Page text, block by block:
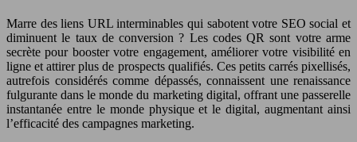
Marre des liens URL interminables qui sabotent votre SEO social et
diminuent le taux de conversion ? Les codes QR sont votre arme
secrète pour booster votre engagement, améliorer votre visibilité en
ligne et attirer plus de prospects qualifiés. Ces petits carrés pixellisés,
autrefois considérés comme dépassés, connaissent une renaissance
fulgurante dans le monde du marketing digital, offrant une passerelle
instantanée entre le monde physique et le digital, augmentant ainsi
l’efficacité des campagnes marketing.